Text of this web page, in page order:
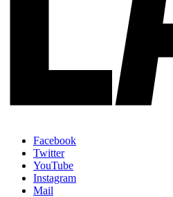
Facebook
Twitter
YouTube
Instagram
Mail